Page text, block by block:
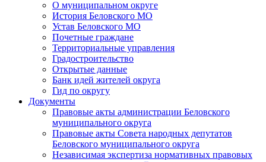
О муниципальном округе
История Беловского МО
Устав Беловского МО
Почетные граждане
Территориальные управления
Градостроительство
Открытые данные
Банк идей жителей округа
Гид по округу
Документы
Правовые акты администрации Беловского
муниципального округа
Правовые акты Совета народных депутатов
Беловского муниципального округа
Независимая экспертиза нормативных правовых